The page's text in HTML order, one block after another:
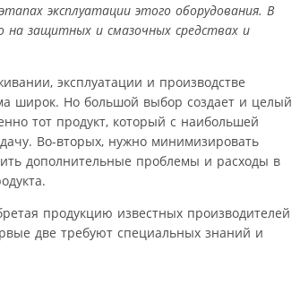
эксплуатации этого оборудования. В
на защитных и смазочных средствах и
эксплуатации и производстве
широк. Но большой выбор создает и целый
тот продукт, который с наибольшей
Во-вторых, нужно минимизировать
дополнительные проблемы и расходы в
продукцию известных производителей
две требуют специальных знаний и